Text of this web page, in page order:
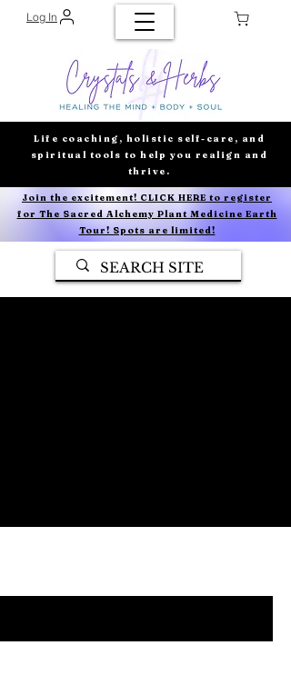
Log In
Life coaching, holistic self-care, and
spiritual tools to help you realign and
thrive.
Join the excitement! CLICK HERE to register
for The Sacred Alchemy Plant Medicine Earth
Tour! Spots are limited!